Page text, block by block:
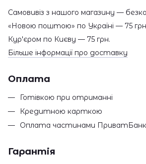
Самовивіз з нашого магазину —
«Новою поштою» по Україні — 75
Кур'єром по Києву — 75 грн.
Більше інформації про доставку
Оплата
Готівкою при отриманні
Кредитною карткою
Оплата частинами
Гарантія